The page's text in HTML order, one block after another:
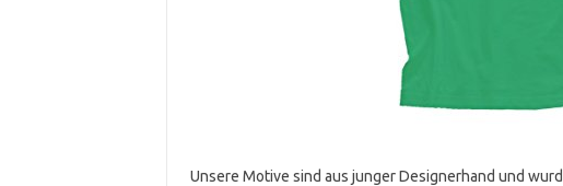
Unsere Motive sind aus junger Designerhand und